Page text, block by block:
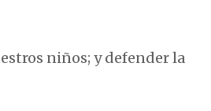
niños; y defender la